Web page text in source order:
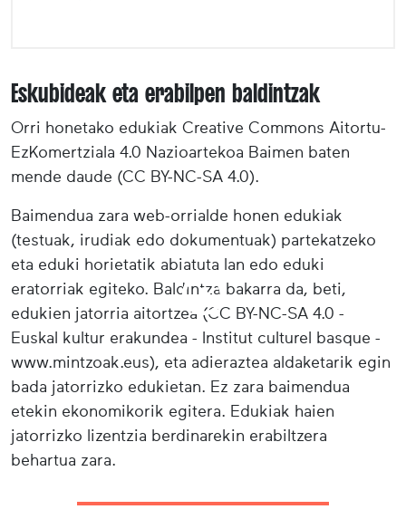
Eskubideak eta erabilpen baldintzak
Orri honetako edukiak Creative Commons Aitortu-
EzKomertziala 4.0 Nazioartekoa Baimen baten
mende daude (CC BY-NC-SA 4.0).
Baimendua zara web-orrialde honen edukiak
(testuak, irudiak edo dokumentuak) partekatzeko
eta eduki horietatik abiatuta lan edo eduki
eratorriak egiteko. Baldintza bakarra da, beti,
edukien jatorria aitortzea (CC BY-NC-SA 4.0 -
Euskal kultur erakundea - Institut culturel basque -
www.mintzoak.eus), eta adieraztea aldaketarik egin
bada jatorrizko edukietan. Ez zara baimendua
etekin ekonomikorik egitera. Edukiak haien
jatorrizko lizentzia berdinarekin erabiltzera
behartua zara.